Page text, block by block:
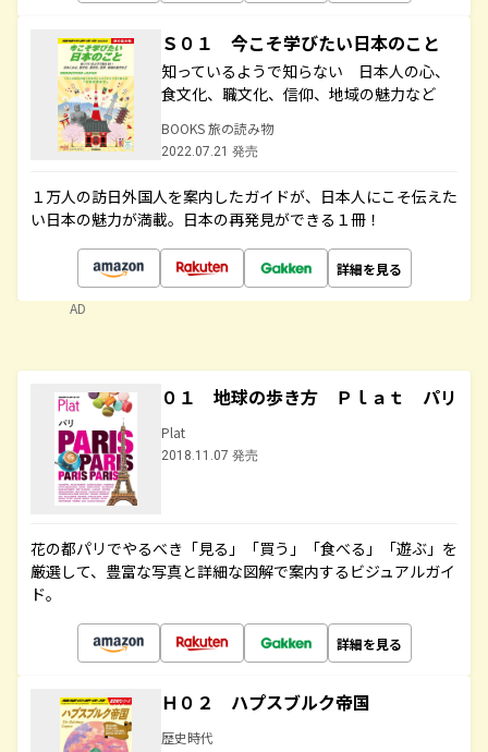
Ｓ０１ 今こそ学びたい日本のこと
知っているようで知らない 日本人の心、
食文化、職文化、信仰、地域の魅力など
BOOKS 旅の読み物
2022.07.21 発売
１万人の訪日外国人を案内したガイドが、日本人にこそ伝えた
い日本の魅力が満載。日本の再発見ができる１冊！
詳細を見る
AD
０１ 地球の歩き方 Ｐｌａｔ パリ
Plat
2018.11.07 発売
花の都パリでやるべき「見る」「買う」「食べる」「遊ぶ」を
厳選して、豊富な写真と詳細な図解で案内するビジュアルガイ
ド。
詳細を見る
Ｈ０２ ハプスブルク帝国
歴史時代